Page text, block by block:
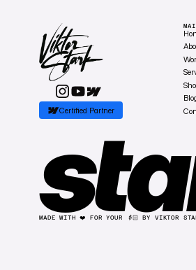
Certified Partner
MADE WITH ❤️ FOR YOUR 👵🏻 BY VIKTOR